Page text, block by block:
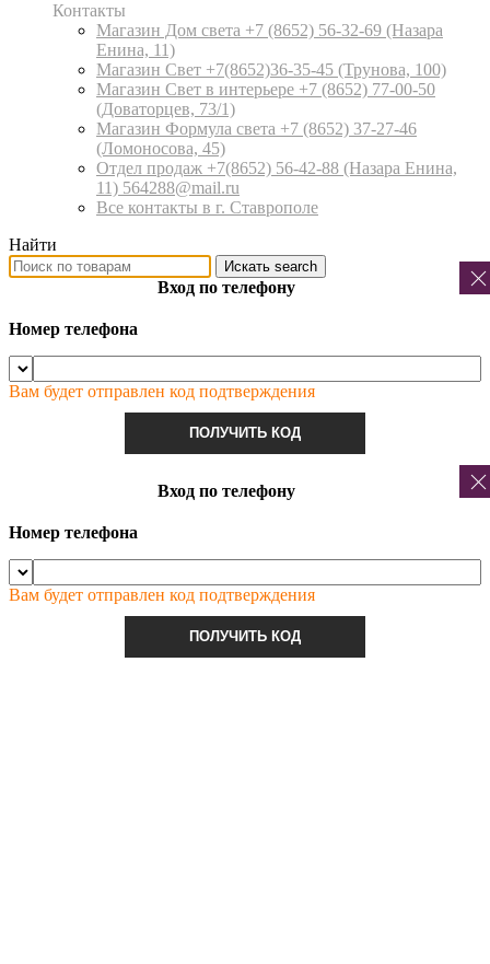
Контакты
Магазин Дом света +7 (8652) 56-32-69 (Назара
Енина, 11)
Магазин Свет +7(8652)36-35-45 (Трунова, 100)
Магазин Свет в интерьере +7 (8652) 77-00-50
(Доваторцев, 73/1)
Магазин Формула света +7 (8652) 37-27-46
(Ломоносова, 45)
Отдел продаж +7(8652) 56-42-88 (Назара Енина,
11) 564288@mail.ru
Все контакты в г. Ставрополе
Найти
Искать search
Вход по телефону
Номер телефона
Вам будет отправлен код подтверждения
ПОЛУЧИТЬ КОД
Вход по телефону
Номер телефона
Вам будет отправлен код подтверждения
ПОЛУЧИТЬ КОД